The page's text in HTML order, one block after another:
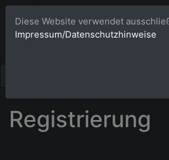
Registrierung
Diese Website verwendet
Impressum/Datenschutzhinweise